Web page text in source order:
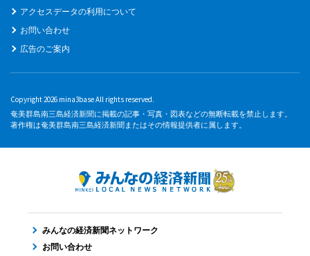
アクセスデータの利用について
お問い合わせ
広告のご案内
Copyright 2026 mina3base All rights reserved.
奄美群島南三島経済新聞に掲載の記事・写真・図表などの無断転載を禁止します。
著作権は奄美群島南三島経済新聞またはその情報提供者に属します。
みんなの経済新聞ネットワーク
お問い合わせ